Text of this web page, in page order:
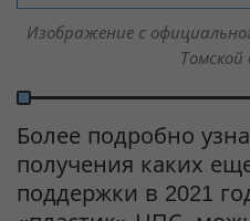
Изображение с
Более подробно
получения каких
поддержки в 2021